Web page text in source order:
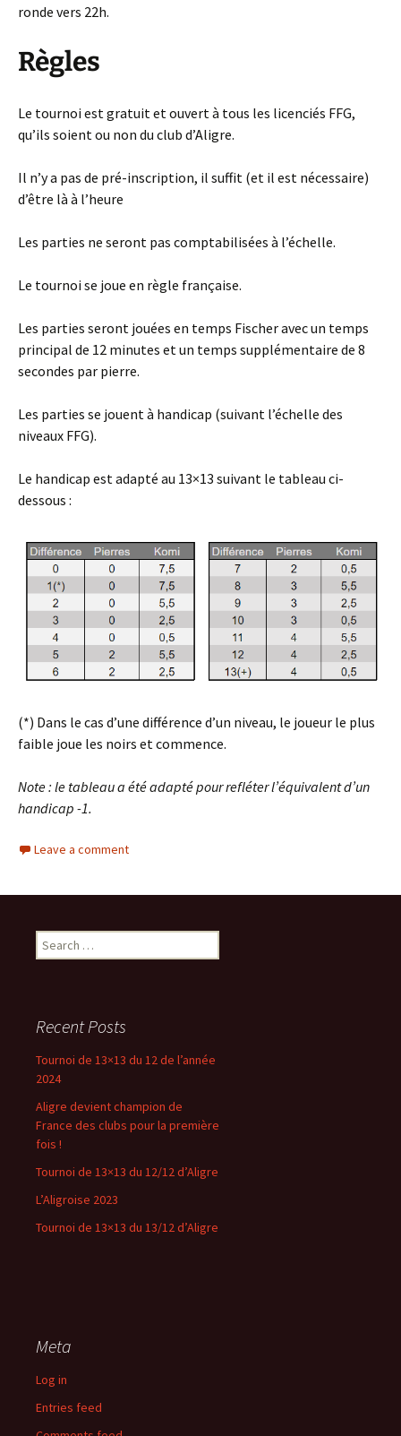
ronde vers 22h.
Règles
Le tournoi est gratuit et ouvert à tous les licenciés FFG,
qu’ils soient ou non du club d’Aligre.
Il n’y a pas de pré-inscription, il suffit (et il est nécessaire)
d’être là à l’heure
Les parties ne seront pas comptabilisées à l’échelle.
Le tournoi se joue en règle française.
Les parties seront jouées en temps Fischer avec un temps
principal de 12 minutes et un temps supplémentaire de 8
secondes par pierre.
Les parties se jouent à handicap (suivant l’échelle des
niveaux FFG).
Le handicap est adapté au 13×13 suivant le tableau ci-
dessous :
(*) Dans le cas d’une différence d’un niveau, le joueur le plus
faible joue les noirs et commence.
Note : le tableau a été adapté pour refléter l’équivalent d’un
handicap -1.
Leave a comment
Search
for:
Recent Posts
Tournoi de 13×13 du 12 de l’année
2024
Aligre devient champion de
France des clubs pour la première
fois !
Tournoi de 13×13 du 12/12 d’Aligre
L’Aligroise 2023
Tournoi de 13×13 du 13/12 d’Aligre
Meta
Log in
Entries feed